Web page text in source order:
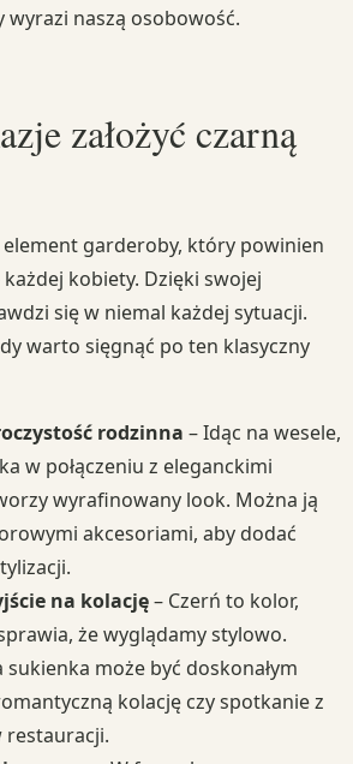
wyrazi naszą osobowość.
założyć czarną
garderoby, który powinien
kobiety. Dzięki swojej
się w niemal każdej sytuacji.
warto sięgnąć po ten klasyczny
rodzinna – Idąc na wesele,
w połączeniu z eleganckimi
wyrafinowany look. Można ją
akcesoriami, aby dodać
na kolację– Czerń to kolor,
że wyglądamy stylowo.
sukienka może być doskonałym
kolację czy spotkanie z
restauracji.